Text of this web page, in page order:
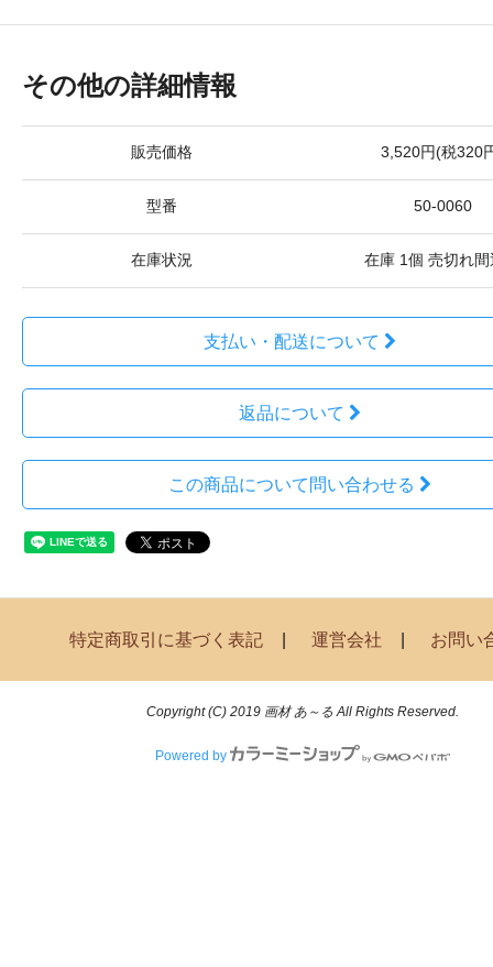
その他の詳細情報
販売価格 3,520円(税320
型番 50-0060
在庫状況 在庫 1個 売切れ
支払い・配送について
返品について
この商品について問い合わせる
特定商取引に基づく表記 運営会社 お問い
Copyright (C) 2019 画材 あ～る All Rights Reserved.
Powered by